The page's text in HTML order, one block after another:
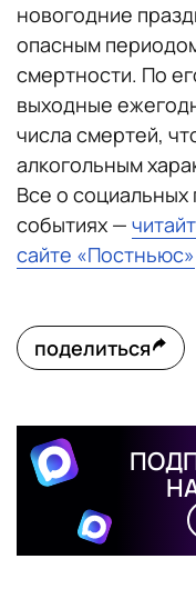
новогодние
опасным
смертности. По
выходные
числа смертей,
алкогольным
Все о социальных
событиях —
сайте «Постньюс»
поделиться